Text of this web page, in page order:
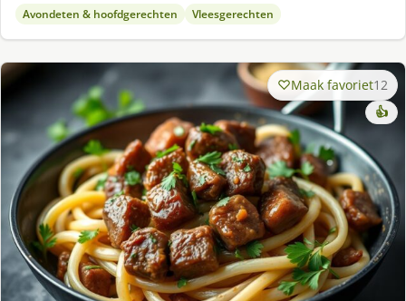
Avondeten & hoofdgerechten Vleesgerechten
Maak favoriet12
👍